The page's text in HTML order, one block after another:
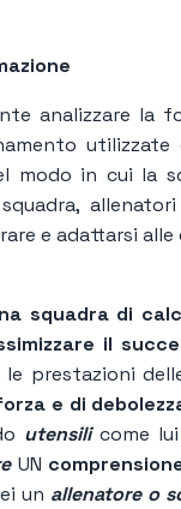
analizzare la
utilizzate
modo in cui la
e adattarsi
squadra di
il
prestazioni
e di
utensilicome lui
UN
un allenatore o